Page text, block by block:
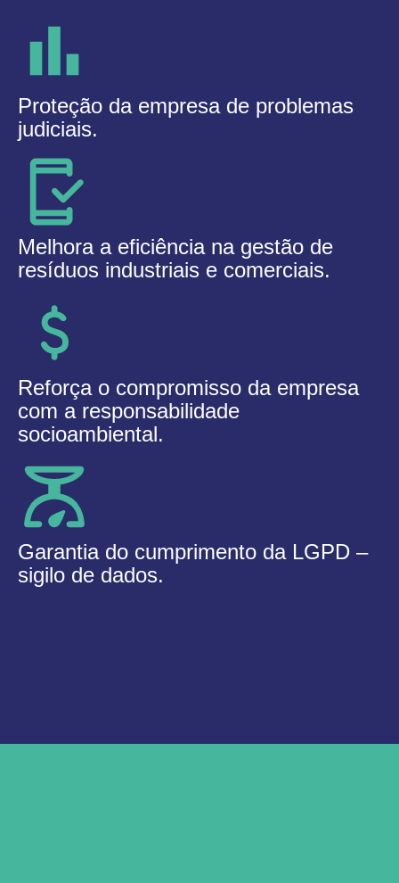
Proteção da empresa de problemas
judiciais.
Melhora a eficiência na gestão de
resíduos industriais e comerciais.
Reforça o compromisso da empresa
com a responsabilidade
socioambiental.
Garantia do cumprimento da LGPD –
sigilo de dados.